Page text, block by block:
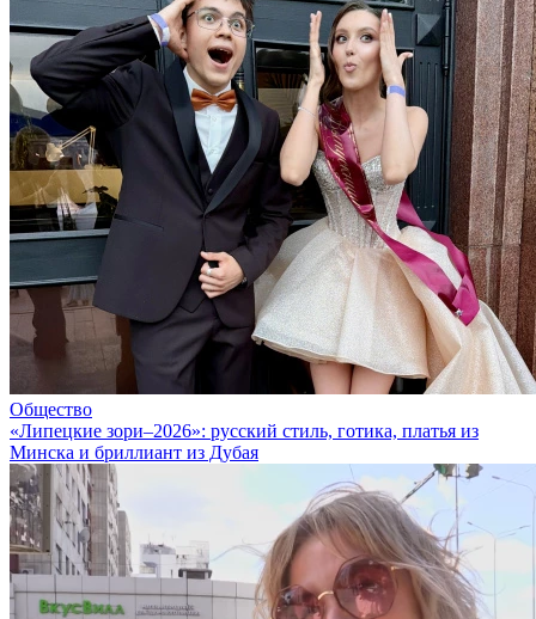
Общество
«Липецкие зори–2026»: русский стиль, готика, платья из
Минска и бриллиант из Дубая